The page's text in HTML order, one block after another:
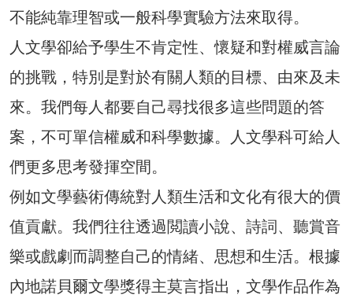
不能純靠理智或一般科學實驗方法來取得。
人文學卻給予學生不肯定性、懷疑和對權威言論
的挑戰，特別是對於有關人類的目標、由來及未
來。我們每人都要自己尋找很多這些問題的答
案，不可單信權威和科學數據。人文學科可給人
們更多思考發揮空間。
例如文學藝術傳統對人類生活和文化有很大的價
值貢獻。我們往往透過閲讀小說、詩詞、聽賞音
樂或戲劇而調整自己的情緒、思想和生活。根據
內地諾貝爾文學獎得主莫言指出，文學作品作為